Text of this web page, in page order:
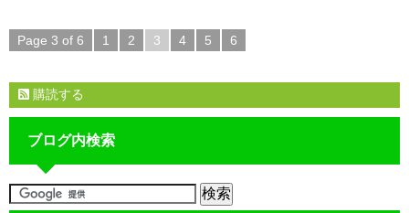
Page 3 of 6 1 2 3 4 5 6
購読する
ブログ内検索